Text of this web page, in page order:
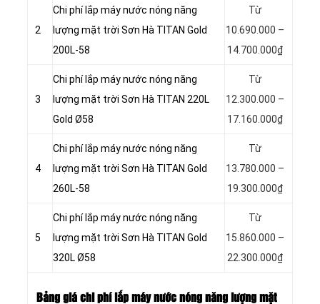
2
Chi phí lắp máy nước nóng năng
lượng mặt trời Sơn Hà TITAN Gold
200L-58
Từ
10.690.000 –
14.700.000₫
3
Chi phí lắp máy nước nóng năng
lượng mặt trời Sơn Hà TITAN 220L
Gold Ø58
Từ
12.300.000 –
17.160.000₫
4
Chi phí lắp máy nước nóng năng
lượng mặt trời Sơn Hà TITAN Gold
260L-58
Từ
13.780.000 –
19.300.000₫
5
Chi phí lắp máy nước nóng năng
lượng mặt trời Sơn Hà TITAN Gold
320L Ø58
Từ
15.860.000 –
22.300.000₫
Bảng giá chi phí lắp máy nước nóng năng lượng mặt